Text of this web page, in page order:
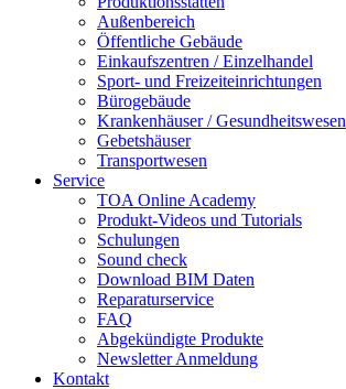
Außenbereich
Öffentliche Gebäude
Einkaufszentren / Einzelhandel
Sport- und Freizeiteinrichtungen
Bürogebäude
Krankenhäuser / Gesundheitswesen
Gebetshäuser
Transportwesen
Service
TOA Online Academy
Produkt-Videos und Tutorials
Schulungen
Sound check
Download BIM Daten
Reparaturservice
FAQ
Abgekündigte Produkte
Newsletter Anmeldung
Kontakt